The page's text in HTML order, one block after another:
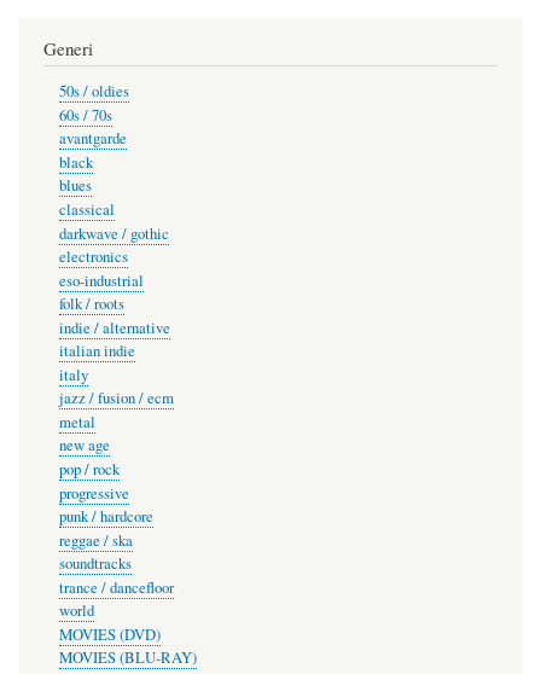
Generi
50s / oldies
60s / 70s
avantgarde
black
blues
classical
darkwave / gothic
electronics
eso-industrial
folk / roots
indie / alternative
italian indie
italy
jazz / fusion / ecm
metal
new age
pop / rock
progressive
punk / hardcore
reggae / ska
soundtracks
trance / dancefloor
world
MOVIES (DVD)
MOVIES (BLU-RAY)